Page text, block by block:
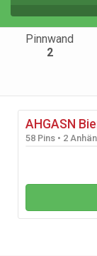
Pinnwand
2
AHGASN
58 Pins • 2